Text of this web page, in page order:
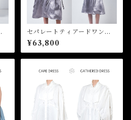
セパレートティアードワンピ
ース Separable Tiered Dr
ess
¥63,800